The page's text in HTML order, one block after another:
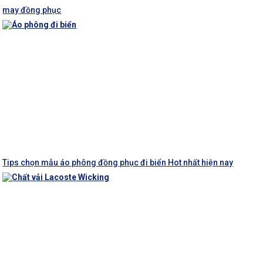
may đồng phục
Tips chọn mẫu áo phông đồng phục đi biển Hot nhất hiện nay